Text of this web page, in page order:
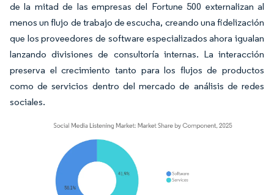
de la mitad de las empresas del Fortune 500 externalizan al
menos un flujo de trabajo de escucha, creando una fidelización
que los proveedores de software especializados ahora igualan
lanzando divisiones de consultoría internas. La interacción
preserva el crecimiento tanto para los flujos de productos
como de servicios dentro del mercado de análisis de redes
sociales.